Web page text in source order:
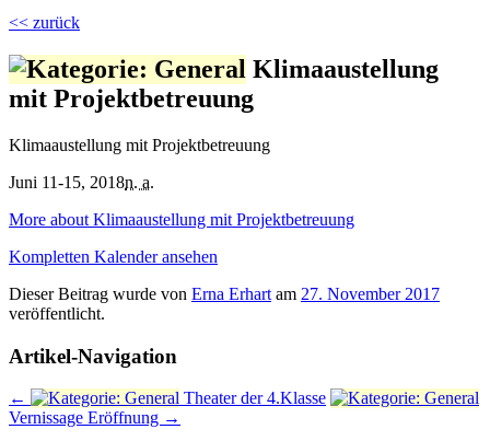
<< zurück
Klimaaustellung
mit Projektbetreuung
Klimaaustellung mit Projektbetreuung
Juni 11-15, 2018n. a.
More about Klimaaustellung mit Projektbetreuung
Kompletten Kalender ansehen
Dieser Beitrag wurde von Erna Erhart am 27. November 2017
veröffentlicht.
Artikel-Navigation
←
Theater der 4.Klasse
Vernissage Eröffnung →